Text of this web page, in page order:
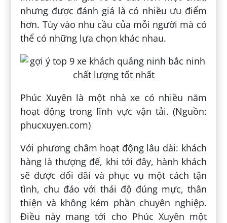
nhưng được đánh giá là có nhiều ưu điểm
hơn. Tùy vào nhu cầu của mỗi người mà có
thể có những lựa chọn khác nhau.
Phúc Xuyên là một nhà xe có nhiều năm
hoạt động trong lĩnh vực vận tải. (Nguồn:
phucxuyen.com)
Với phương châm hoạt động lâu dài: khách
hàng là thượng đế, khi tới đây, hành khách
sẽ được đối đãi và phục vụ một cách tận
tình, chu đáo với thái độ đúng mực, thân
thiện và không kém phần chuyên nghiệp.
Điều này mang tới cho Phúc Xuyên một